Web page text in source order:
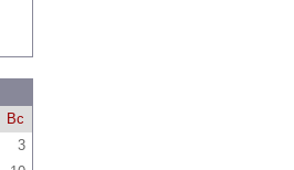
Вс
3